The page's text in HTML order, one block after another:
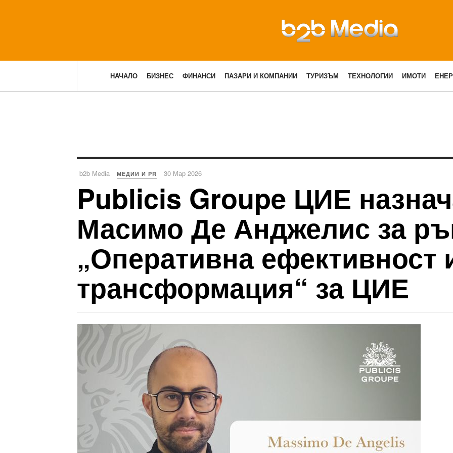
НАЧАЛО БИЗНЕС ФИНАНСИ ПАЗАРИ И КОМПАНИИ ТУРИЗЪМ ТЕХНОЛОГИИ ИМОТИ
b2b Media МЕДИИ И PR 30 Мар 2026
Publicis Groupe ЦИЕ
Масимо Де Анджелис за
„Оперативна ефективност
трансформация“ за ЦИЕ